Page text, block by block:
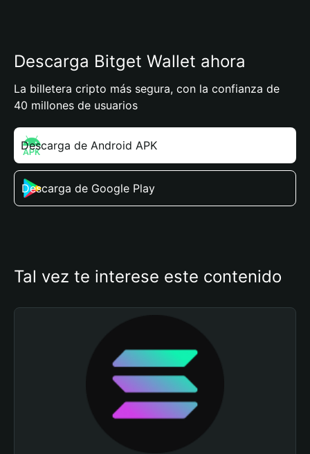
Descarga Bitget Wallet ahora
La billetera cripto más segura, con la confianza de
40 millones de usuarios
Descarga de Android APK
Descarga de Google Play
Tal vez te interese este contenido